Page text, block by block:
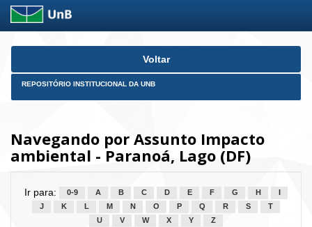
Skip
Voltar
REPOSITÓRIO INSTITUCIONAL DA UNB
Navegando por Assunto Impacto
ambiental - Paranoá, Lago (DF)
Ir para: 0-9 A B C D E F G H
J
K L M N O P Q R S
T
U
V W X Y Z